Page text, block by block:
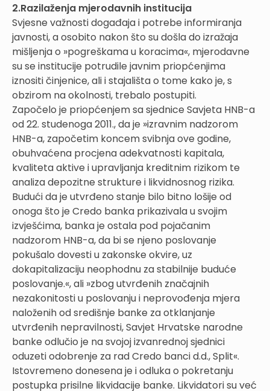
2.Razilaženja mjerodavnih institucija
Svjesne važnosti događaja i potrebe informiranja
javnosti, a osobito nakon što su došla do izražaja
mišljenja o »pogreškama u koracima«, mjerodavne
su se institucije potrudile javnim priopćenjima
iznositi činjenice, ali i stajališta o tome kako je, s
obzirom na okolnosti, trebalo postupiti.
Započelo je priopćenjem sa sjednice Savjeta HNB-a
od 22. studenoga 2011., da je »izravnim nadzorom
HNB-a, započetim koncem svibnja ove godine,
obuhvaćena procjena adekvatnosti kapitala,
kvaliteta aktive i upravljanja kreditnim rizikom te
analiza depozitne strukture i likvidnosnog rizika.
Budući da je utvrđeno stanje bilo bitno lošije od
onoga što je Credo banka prikazivala u svojim
izvješćima, banka je ostala pod pojačanim
nadzorom HNB-a, da bi se njeno poslovanje
pokušalo dovesti u zakonske okvire, uz
dokapitalizaciju neophodnu za stabilnije buduće
poslovanje.«, ali »zbog utvrđenih značajnih
nezakonitosti u poslovanju i neprovođenja mjera
naloženih od središnje banke za otklanjanje
utvrđenih nepravilnosti, Savjet Hrvatske narodne
banke odlučio je na svojoj izvanrednoj sjednici
oduzeti odobrenje za rad Credo banci d.d., Split«.
Istovremeno donesena je i odluka o pokretanju
postupka prisilne likvidacije banke. Likvidatori su već